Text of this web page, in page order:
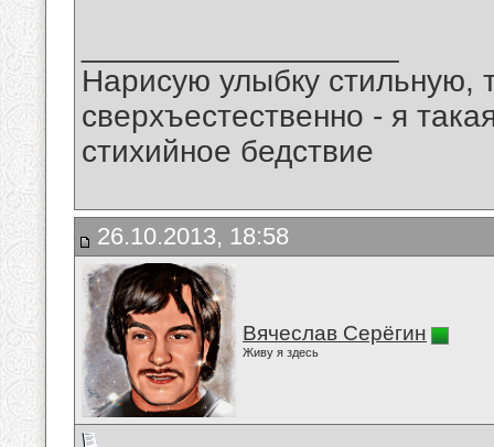
Нарисую улыбку стильную,
сверхъестественно - я
стихийное бедствие
26.10.2013, 18:58
Вячеслав Серёгин
Живу я здесь